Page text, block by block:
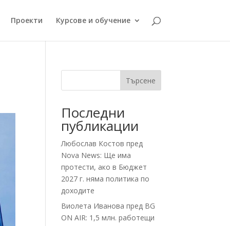
Проекти Курсове и обучение
Търсене
Последни
публикации
Любослав Костов пред
Nova News: Ще има
протести, ако в Бюджет
2027 г. няма политика по
доходите
Виолета Иванова пред BG
ON AIR: 1,5 млн. работещи